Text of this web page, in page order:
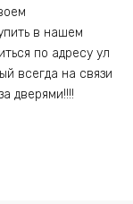
в нашем
по адресу ул
всегда на связи
дверями!!!!